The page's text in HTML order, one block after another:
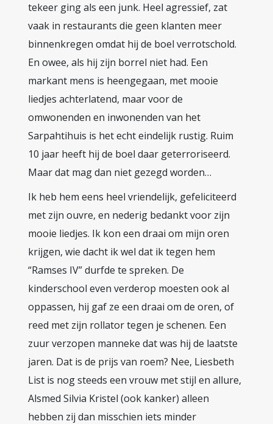
tekeer ging als een junk. Heel agressief, zat
vaak in restaurants die geen klanten meer
binnenkregen omdat hij de boel verrotschold.
En owee, als hij zijn borrel niet had. Een
markant mens is heengegaan, met mooie
liedjes achterlatend, maar voor de
omwonenden en inwonenden van het
Sarpahtihuis is het echt eindelijk rustig. Ruim
10 jaar heeft hij de boel daar geterroriseerd.
Maar dat mag dan niet gezegd worden…
Ik heb hem eens heel vriendelijk, gefeliciteerd
met zijn ouvre, en nederig bedankt voor zijn
mooie liedjes. Ik kon een draai om mijn oren
krijgen, wie dacht ik wel dat ik tegen hem
“Ramses IV” durfde te spreken. De
kinderschool even verderop moesten ook al
oppassen, hij gaf ze een draai om de oren, of
reed met zijn rollator tegen je schenen. Een
zuur verzopen manneke dat was hij de laatste
jaren. Dat is de prijs van roem? Nee, Liesbeth
List is nog steeds een vrouw met stijl en allure,
Alsmed Silvia Kristel (ook kanker) alleen
hebben zij dan misschien iets minder